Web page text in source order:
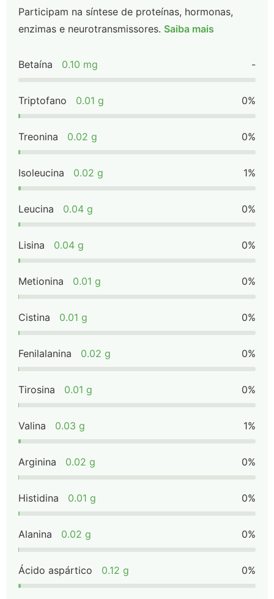
Participam na síntese de proteínas, hormonas,
enzimas e neurotransmissores. Saiba mais
Betaína 0.10 mg -
Triptofano 0.01 g 0%
Treonina 0.02 g 0%
Isoleucina 0.02 g 1%
Leucina 0.04 g 0%
Lisina 0.04 g 0%
Metionina 0.01 g 0%
Cistina 0.01 g 0%
Fenilalanina 0.02 g 0%
Tirosina 0.01 g 0%
Valina 0.03 g 1%
Arginina 0.02 g 0%
Histidina 0.01 g 0%
Alanina 0.02 g 0%
Ácido aspártico 0.12 g 0%